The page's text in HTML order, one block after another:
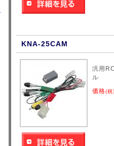
KNA-25CAM
汎用
ル
価格(税